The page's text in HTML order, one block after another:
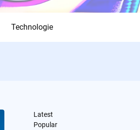
Technologie
Latest
Popular